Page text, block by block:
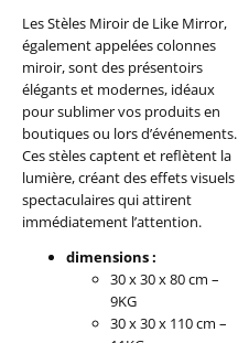
Les Stèles Miroir de Like Mirror,
également appelées colonnes
miroir, sont des présentoirs
élégants et modernes, idéaux
pour sublimer vos produits en
boutiques ou lors d’événements.
Ces stèles captent et reflètent la
lumière, créant des effets visuels
spectaculaires qui attirent
immédiatement l’attention.
dimensions :
30 x 30 x 80 cm –
9KG
30 x 30 x 110 cm –